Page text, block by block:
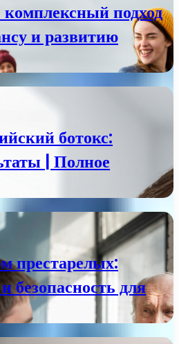
подход
и развитию
ботокс:
| Полное
престарелых:
безопасность для